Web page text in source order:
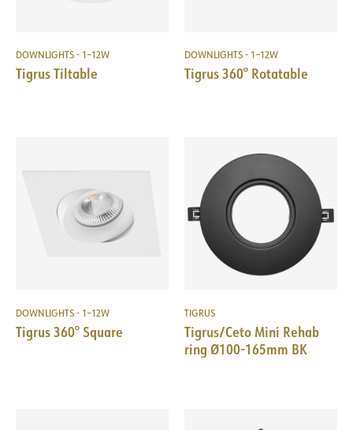
DOWNLIGHTS - 1–12W
Tigrus Tiltable
DOWNLIGHTS - 1–12W
Tigrus 360° Rotatable
DOWNLIGHTS - 1–12W
Tigrus 360° Square
TIGRUS
Tigrus/Ceto Mini Rehab
ring Ø100-165mm BK